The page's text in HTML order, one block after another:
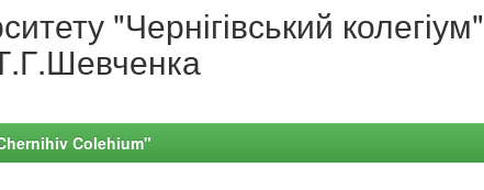
"Чернігівський колегіум"
Colehium"